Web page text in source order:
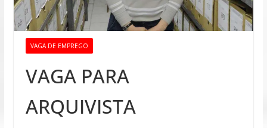
VAGA DE EMPREGO
VAGA PARA
ARQUIVISTA